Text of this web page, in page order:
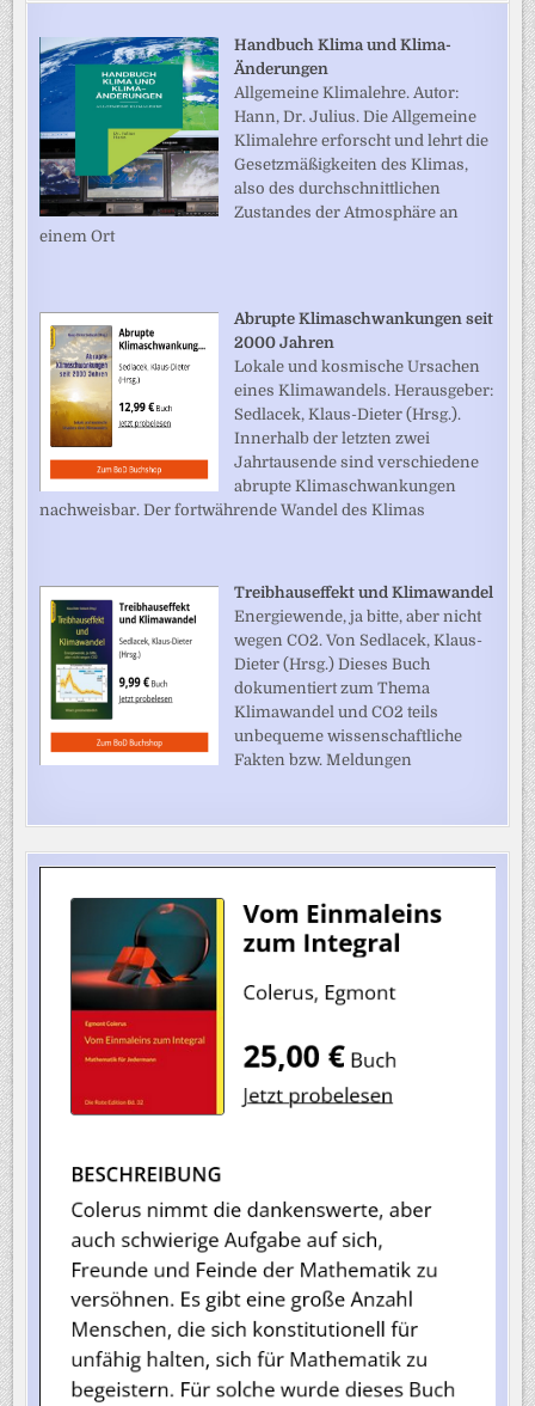
Handbuch Klima und Klima-
Änderungen
Allgemeine Klimalehre. Autor:
Hann, Dr. Julius. Die Allgemeine
Klimalehre erforscht und lehrt die
Gesetzmäßigkeiten des Klimas,
also des durchschnittlichen
Zustandes der Atmosphäre an
einem Ort
Abrupte Klimaschwankungen seit
2000 Jahren
Lokale und kosmische Ursachen
eines Klimawandels. Herausgeber:
Sedlacek, Klaus-Dieter (Hrsg.).
Innerhalb der letzten zwei
Jahrtausende sind verschiedene
abrupte Klimaschwankungen
nachweisbar. Der fortwährende Wandel des Klimas
Treibhauseffekt und Klimawandel
Energiewende, ja bitte, aber nicht
wegen CO2. Von Sedlacek, Klaus-
Dieter (Hrsg.) Dieses Buch
dokumentiert zum Thema
Klimawandel und CO2 teils
unbequeme wissenschaftliche
Fakten bzw. Meldungen